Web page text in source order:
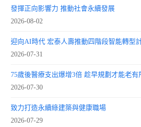
發揮正向影響力 推動社會永續發展
2026-08-02
迎向AI時代 宏泰人壽推動四階段智能轉型
2026-07-31
75歲後醫療支出爆增3倍 趁早規劃才能老有
2026-07-30
致力打造永續綠建築與健康職場
2026-07-29